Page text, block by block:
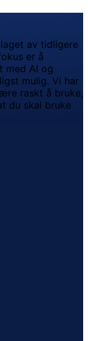
av tidligere
er å
med AI og
mulig. Vi har
raskt å bruke,
du skal bruke